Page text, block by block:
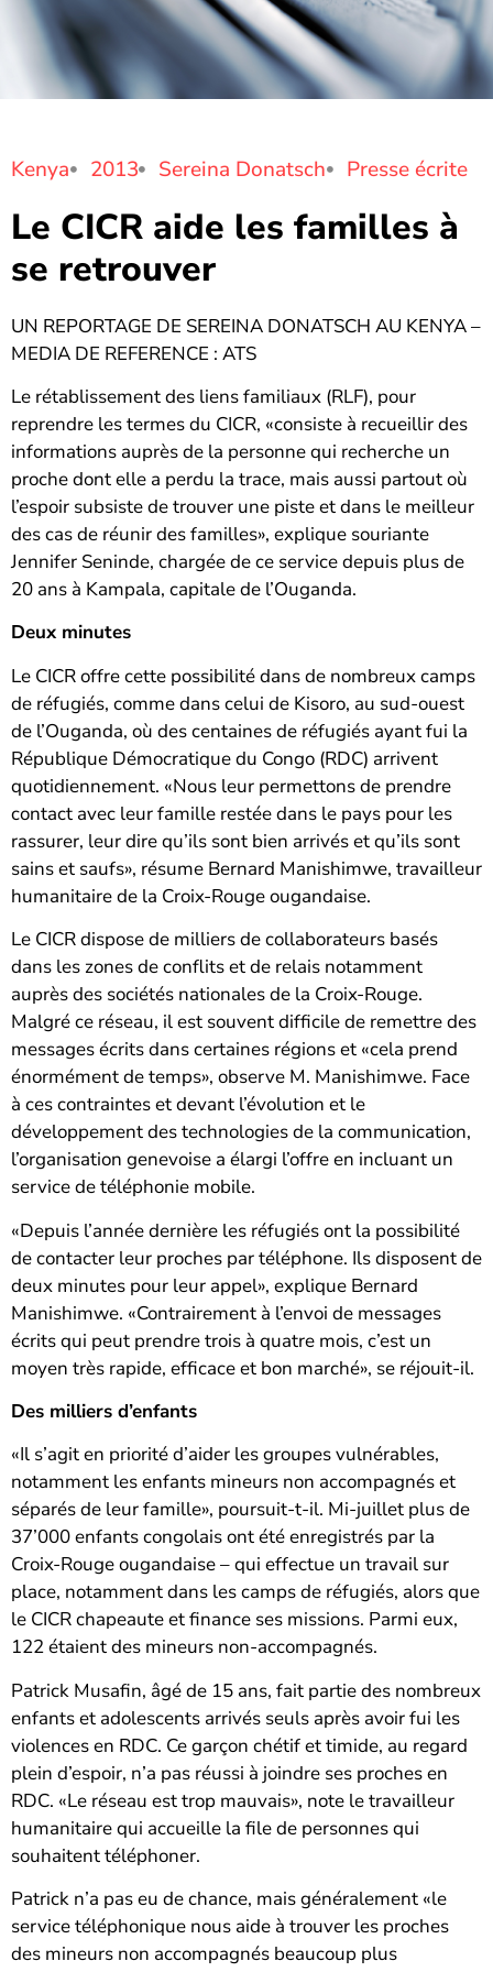
Kenya 2013 Sereina Donatsch Presse écrite
Le CICR aide les familles à
se retrouver
UN REPORTAGE DE SEREINA DONATSCH AU KENYA –
MEDIA DE REFERENCE : ATS
Le rétablissement des liens familiaux (RLF), pour
reprendre les termes du CICR, «consiste à recueillir des
informations auprès de la personne qui recherche un
proche dont elle a perdu la trace, mais aussi partout où
l’espoir subsiste de trouver une piste et dans le meilleur
des cas de réunir des familles», explique souriante
Jennifer Seninde, chargée de ce service depuis plus de
20 ans à Kampala, capitale de l’Ouganda.
Deux minutes
Le CICR offre cette possibilité dans de nombreux camps
de réfugiés, comme dans celui de Kisoro, au sud-ouest
de l’Ouganda, où des centaines de réfugiés ayant fui la
République Démocratique du Congo (RDC) arrivent
quotidiennement. «Nous leur permettons de prendre
contact avec leur famille restée dans le pays pour les
rassurer, leur dire qu’ils sont bien arrivés et qu’ils sont
sains et saufs», résume Bernard Manishimwe, travailleur
humanitaire de la Croix-Rouge ougandaise.
Le CICR dispose de milliers de collaborateurs basés
dans les zones de conflits et de relais notamment
auprès des sociétés nationales de la Croix-Rouge.
Malgré ce réseau, il est souvent difficile de remettre des
messages écrits dans certaines régions et «cela prend
énormément de temps», observe M. Manishimwe. Face
à ces contraintes et devant l’évolution et le
développement des technologies de la communication,
l’organisation genevoise a élargi l’offre en incluant un
service de téléphonie mobile.
«Depuis l’année dernière les réfugiés ont la possibilité
de contacter leur proches par téléphone. Ils disposent de
deux minutes pour leur appel», explique Bernard
Manishimwe. «Contrairement à l’envoi de messages
écrits qui peut prendre trois à quatre mois, c’est un
moyen très rapide, efficace et bon marché», se réjouit-il.
Des milliers d’enfants
«Il s’agit en priorité d’aider les groupes vulnérables,
notamment les enfants mineurs non accompagnés et
séparés de leur famille», poursuit-t-il. Mi-juillet plus de
37’000 enfants congolais ont été enregistrés par la
Croix-Rouge ougandaise – qui effectue un travail sur
place, notamment dans les camps de réfugiés, alors que
le CICR chapeaute et finance ses missions. Parmi eux,
122 étaient des mineurs non-accompagnés.
Patrick Musafin, âgé de 15 ans, fait partie des nombreux
enfants et adolescents arrivés seuls après avoir fui les
violences en RDC. Ce garçon chétif et timide, au regard
plein d’espoir, n’a pas réussi à joindre ses proches en
RDC. «Le réseau est trop mauvais», note le travailleur
humanitaire qui accueille la file de personnes qui
souhaitent téléphoner.
Patrick n’a pas eu de chance, mais généralement «le
service téléphonique nous aide à trouver les proches
des mineurs non accompagnés beaucoup plus